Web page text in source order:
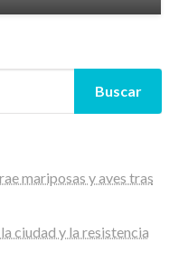
Buscar
mariposas y aves tras
ciudad y la resistencia